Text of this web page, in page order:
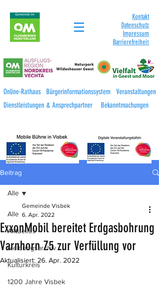
Kontakt
Datenschutz
Impressum
Barrierefreiheit
Online-Rathaus Bürgerinformationssystem
Veranstaltungen
Dienstleistungen & Ansprechpartner
Bekanntmachungen
Beitrag
Alle
Aktuelles
Meldungsarchiv
Kulturkreis
1200 Jahre Visbek
Alle
ExxonMobil bereitet Erdgasbohrung
Varnhorn Z5 zur Verfüllung vor
Gemeinde Visbek
6. Apr. 2022
Aktualisiert: 26. Apr. 2022